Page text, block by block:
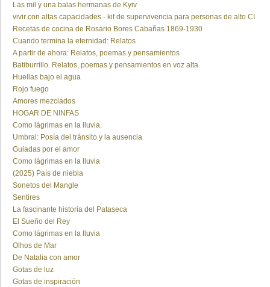
Las mil y una balas hermanas de Kyiv
vivir con altas capacidades - kit de supervivencia para personas de alto CI
Recetas de cocina de Rosario Bores Cabañas 1869-1930
Cuando termina la eternidad: Relatos
A partir de ahora: Relatos, poemas y pensamientos
Batiburrillo. Relatos, poemas y pensamientos en voz alta.
Huellas bajo el agua
Rojo fuego
Amores mezclados
HOGAR DE NINFAS
Como lágrimas en la lluvia.
Umbral: Posía del tránsito y la ausencia
Guiadas por el amor
Como lágrimas en la lluvia
(2025) País de niebla
Sonetos del Mangle
Sentires
La fascinante historia del Pataseca
El Sueño del Rey
Como lágrimas en la lluvia
Olhos de Mar
De Natalia con amor
Gotas de luz
Gotas de inspiración